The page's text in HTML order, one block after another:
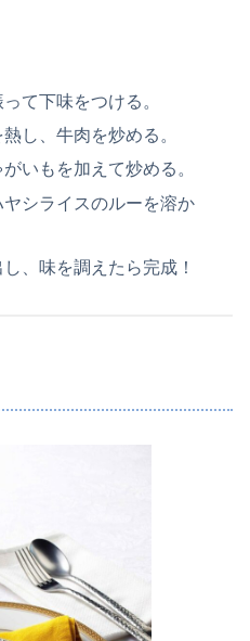
て下味をつける。
し、牛肉を炒める。
いもを加えて炒める。
シライスのルーを溶か
、味を調えたら完成！